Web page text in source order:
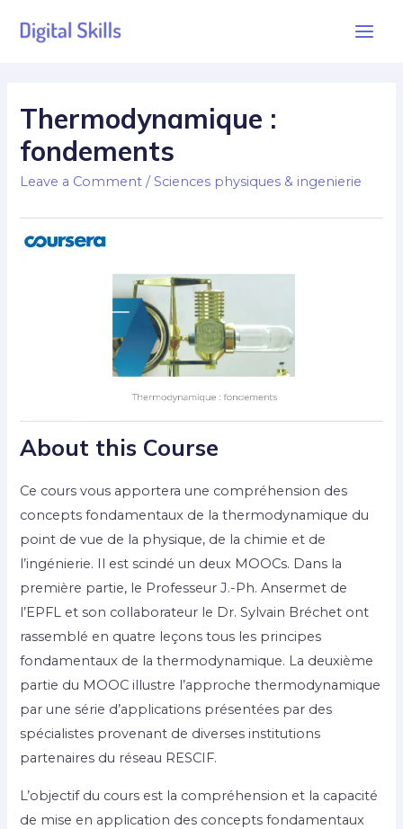
Thermodynamique :
fondements
Leave a Comment /Sciences physiques & ingenierie
About this Course
Ce cours vous apportera une compréhension des
concepts fondamentaux de la thermodynamique du
point de vue de la physique, de la chimie et de
l’ingénierie. Il est scindé un deux MOOCs. Dans la
première partie, le Professeur J.-Ph. Ansermet de
l’EPFL et son collaborateur le Dr. Sylvain Bréchet ont
rassemblé en quatre leçons tous les principes
fondamentaux de la thermodynamique. La deuxième
partie du MOOC illustre l’approche thermodynamique
par une série d’applications présentées par des
spécialistes provenant de diverses institutions
partenaires du réseau RESCIF.
L’objectif du cours est la compréhension et la capacité
de mise en application des concepts fondamentaux